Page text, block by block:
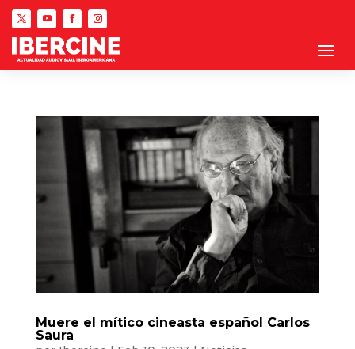
Muere el mítico cineasta español Carlos
Saura